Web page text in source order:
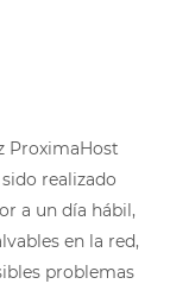
ProximaHost
realizado
a un día hábil,
en la red,
problemas